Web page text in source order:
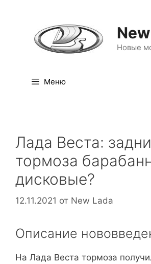
содержимому
Новые
Меню
Лада Веста:
тормоза
дисковые?
12.11.2021 от New Lada
Описание
На Лада Веста тормоза